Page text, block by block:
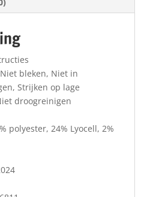
bleken, Niet in
Strijken op lage
droogreinigen
polyester, 24% Lyocell, 2%